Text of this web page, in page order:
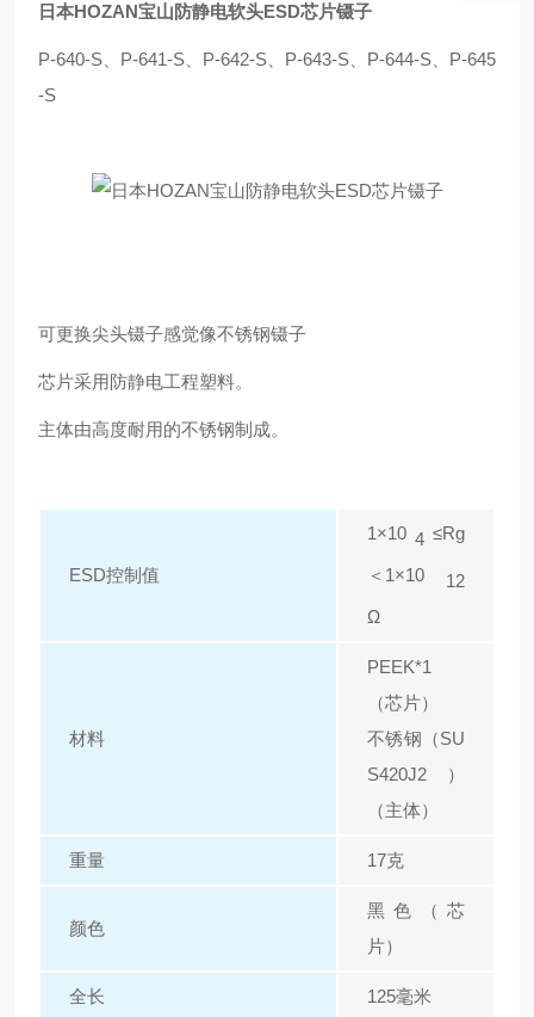
日本HOZAN宝山防静电软头ESD芯片镊子
P-640-S、P-641-S、P-642-S、P-643-S、P-644-S、P-645
-S
可更换尖头镊子感觉像不锈钢镊子
芯片采用防静电工程塑料。
主体由高度耐用的不锈钢制成。
ESD控制值
1×10 4 ≤Rg
＜1×10 12
Ω
材料
PEEK*1
（芯片）
不锈钢（SU
S420J2）
（主体）
重量 17克
颜色
黑色（芯
片）
全长 125毫米